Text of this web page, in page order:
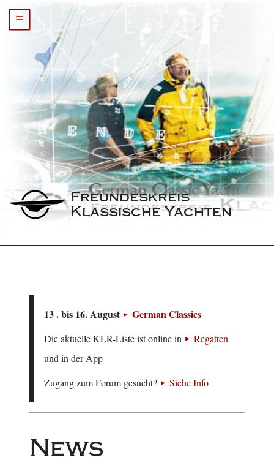
=
Freundeskreis
Klassische Yachten
13 . bis 16. August German Classics
Die aktuelle KLR-Liste ist online in
Regatten
und in der App
Zugang zum Forum gesucht?
Siehe Info
News